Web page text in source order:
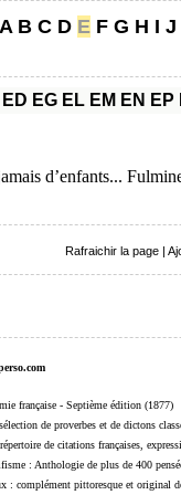
A B C D E F G H I J
ED EG EL EM EN EP
d’enfants...
Rafraichir la page
française - Septième édition (1877)
de proverbes et de dictons
de citations françaises,
: Anthologie de plus de 400
: complément pittoresque et original